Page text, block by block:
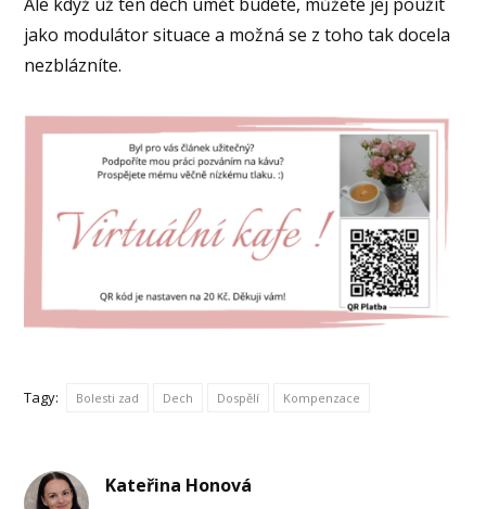
jako modulátor situace a možná se z toho tak docela
nezblázníte.
Tagy: Bolesti zad Dech Dospělí Kompenzace
Kateřina Honová